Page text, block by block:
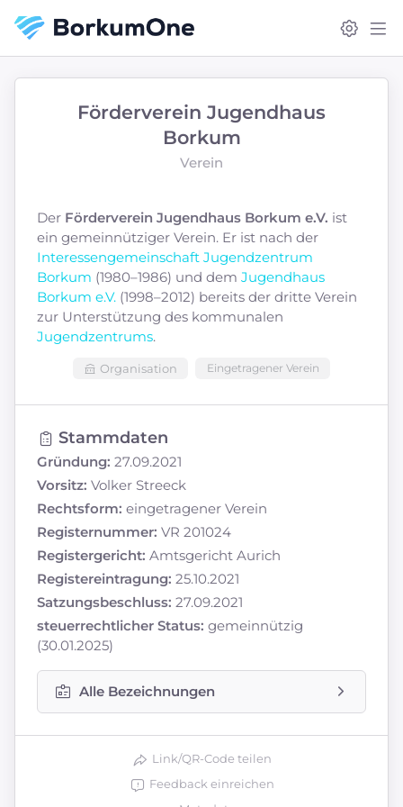
Förderverein Jugendhaus
Borkum
Verein
Der Förderverein Jugendhaus Borkum e.V. ist
ein gemeinnütziger Verein. Er ist nach der
Interessengemeinschaft Jugendzentrum
Borkum (1980–1986) und dem Jugendhaus
Borkum e.V. (1998–2012) bereits der dritte Verein
zur Unterstützung des kommunalen
Jugendzentrums.
Organisation Eingetragener Verein
Stammdaten
Gründung: 27.09.2021
Vorsitz: Volker Streeck
Rechtsform: eingetragener Verein
Registernummer: VR 201024
Registergericht: Amtsgericht Aurich
Registereintragung: 25.10.2021
Satzungsbeschluss: 27.09.2021
steuerrechtlicher Status: gemeinnützig
(30.01.2025)
Alle Bezeichnungen
Link/QR-Code teilen
Feedback einreichen